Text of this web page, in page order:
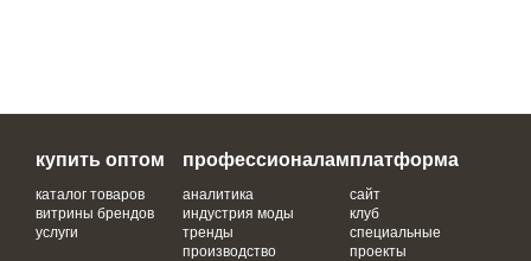
купить оптом
каталог товаров
витрины брендов
услуги
профессионалам
аналитика
индустрия моды
тренды
производство
платформа
сайт
клуб
специальные
проекты